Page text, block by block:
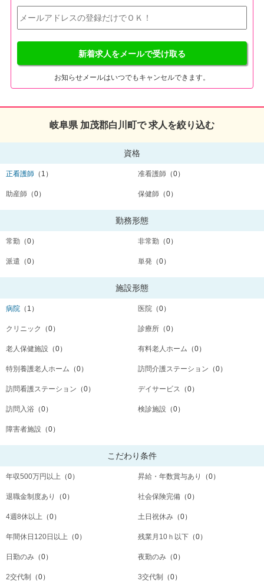
新着求人をメールで受け取る
お知らせメールはいつでもキャンセルできます。
岐阜県 加茂郡白川町で 求人を絞り込む
資格
正看護師 （1） 准看護師 （0）
助産師 （0） 保健師 （0）
勤務形態
常勤 （0） 非常勤 （0）
派遣 （0） 単発 （0）
施設形態
病院 （1） 医院 （0）
クリニック （0） 診療所 （0）
老人保健施設 （0） 有料老人ホーム （0）
特別養護老人ホーム （0） 訪問介護ステーション （0）
訪問看護ステーション （0） デイサービス （0）
訪問入浴 （0） 検診施設 （0）
障害者施設 （0）
こだわり条件
年収500万円以上 （0） 昇給・年数賞与あり （0）
退職金制度あり （0） 社会保険完備 （0）
4週8休以上 （0） 土日祝休み （0）
年間休日120日以上 （0） 残業月10ｈ以下 （0）
日勤のみ （0） 夜勤のみ （0）
2交代制 （0） 3交代制 （0）